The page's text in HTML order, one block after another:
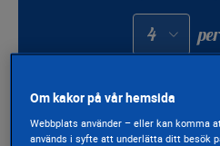
Adapter
quantités
pour
50g getostrulle
Om kakor på vår hemsida
Webbplats använder – eller kan komma
används i syfte att underlätta ditt besök